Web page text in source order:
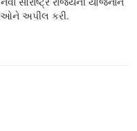
અપીલ કરી.